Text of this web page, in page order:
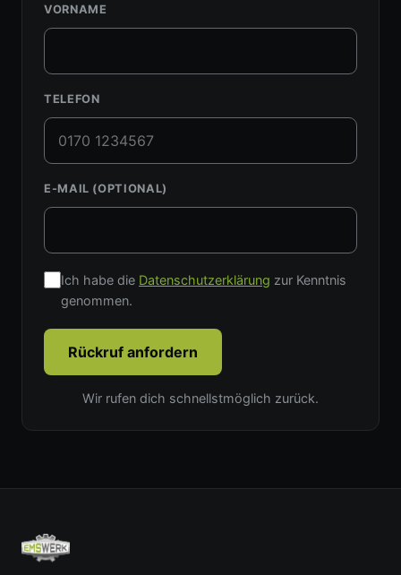
VORNAME
TELEFON
E-MAIL (OPTIONAL)
Ich habe die Datenschutzerklärung zur Kenntnis
genommen.
Rückruf anfordern
Wir rufen dich schnellstmöglich zurück.